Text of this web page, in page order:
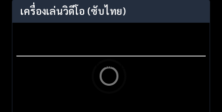
เครื่องเล่นวิดีโอ (ซับไทย)